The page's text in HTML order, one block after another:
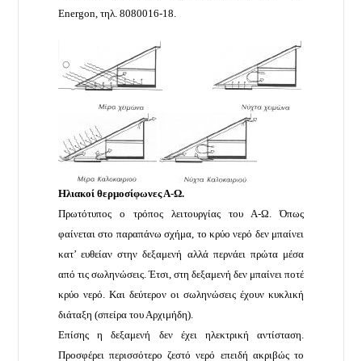
Energon, τηλ. 8080016-18.
Ηλιακοί θερμοσίφωνες Α-Ω.
Πρωτότυπος ο τρόπος λειτουργίας του Α-Ω. Όπως
φαίνεται στο παραπάνω σχήμα, το κρύο νερό δεν μπαίνει
κατ’ ευθείαν στην δεξαμενή αλλά περνάει πρώτα μέσα
από τις σωληνώσεις. Έτσι, στη δεξαμενή δεν μπαίνει ποτέ
κρύο νερό. Και δεύτερον οι σωληνώσεις έχουν κυκλική
διάταξη (σπείρα του Αρχιμήδη).
Επίσης η δεξαμενή δεν έχει ηλεκτρική αντίσταση.
Προσφέρει περισσότερο ζεστό νερό επειδή ακριβώς το